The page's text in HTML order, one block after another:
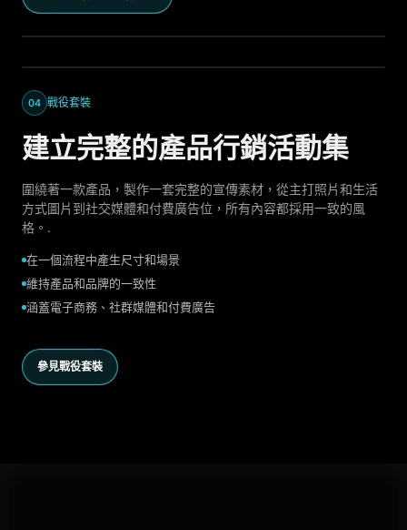
04 戰役套裝
建立完整的產品行銷活動集
圍繞著一款產品，製作一套完整的宣傳素材，從主打照片和生活
方式圖片到社交媒體和付費廣告位，所有內容都採用一致的風
格。.
在一個流程中產生尺寸和場景
維持產品和品牌的一致性
涵蓋電子商務、社群媒體和付費廣告
參見戰役套裝